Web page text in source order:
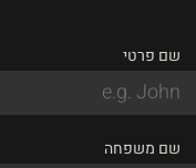
שם פרטי
שם משפחה